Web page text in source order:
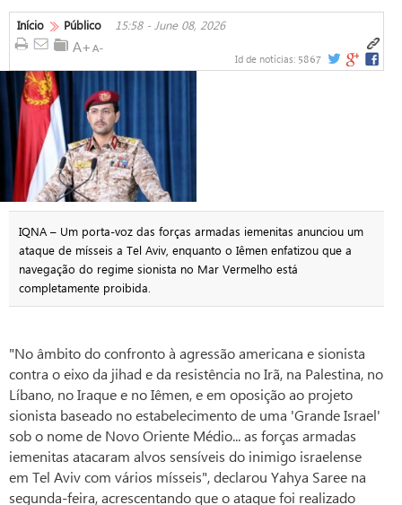
Início Público 15:58 - June 08, 2026
Id de notícias: 5867
IQNA – Um porta-voz das forças armadas iemenitas anunciou um
ataque de mísseis a Tel Aviv, enquanto o Iêmen enfatizou que a
navegação do regime sionista no Mar Vermelho está
completamente proibida.
"No âmbito do confronto à agressão americana e sionista
contra o eixo da jihad e da resistência no Irã, na Palestina, no
Líbano, no Iraque e no Iêmen, e em oposição ao projeto
sionista baseado no estabelecimento de uma 'Grande Israel'
sob o nome de Novo Oriente Médio... as forças armadas
iemenitas atacaram alvos sensíveis do inimigo israelense
em Tel Aviv com vários mísseis", declarou Yahya Saree na
segunda-feira, acrescentando que o ataque foi realizado